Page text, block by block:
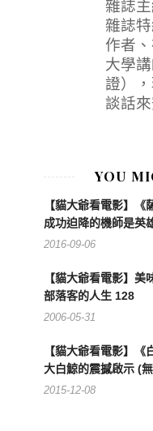
雜誌
雜誌
作者
大學
證）
談話來
YOU
【貓大爺看電影】《
成功迫降的機師是英
2016-09-06
【貓大爺看電影】
部落客的人生 128
2006-05-31
【貓大爺看電影】
大白鯨的震撼啟示 (
2015-12-08